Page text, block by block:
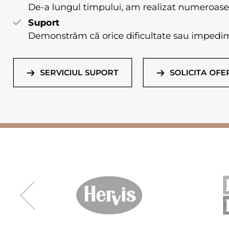
De-a lungul timpului, am realizat
Suport
Demonstrăm că orice dificultate sau
SERVICIUL SUPORT SOLICITA